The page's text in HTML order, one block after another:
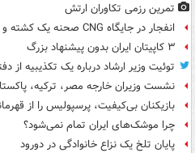
تمرین رزمی تکاوران ارتش
انفجار در جایگاه CNG صحنه یک کشته و سه مصدوم برجا گذاشت
۳ کاپیتان ایران بدون پیشنهاد بزرگ
توئیت وزیر ارشاد درباره یک تکذیبیه از
نشست وزیران خارجه مصر، ترکیه،
بازیکنان بی‌کیفیت، پرسپولیس را از
چرا موشک‌های ایران تمام نمی‌شود؟
پایان تلخ یک نزاع خانوادگی در دورود